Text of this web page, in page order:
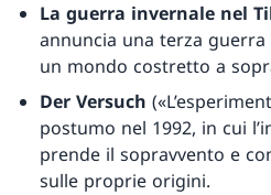
La guerra invernale nel
annuncia una terza
un mondo costretto a
Der Versuch
postumo nel 1992, in cui
prende il sopravvento e
sulle proprie origini.